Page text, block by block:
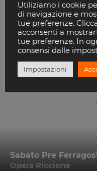
Sabato Pre
Opéra Riccione
Utiliziamo i cookie
di navigazione e
tue preferenze.
acconsenti a
tue preferenze. In
consensi dalle
Impostazioni